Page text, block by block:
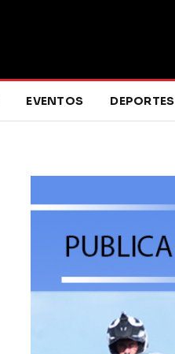
EVENTOS DEPORTES